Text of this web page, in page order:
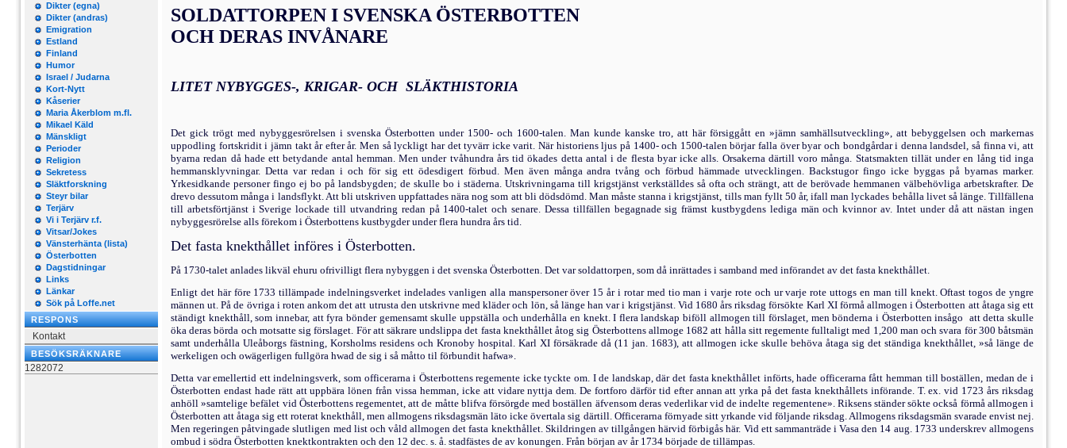
Dikter (egna)
Dikter (andras)
Emigration
Estland
Finland
Humor
Israel / Judarna
Kort-Nytt
Kåserier
Maria Åkerblom m.fl.
Mikael Käld
Mänskligt
Perioder
Religion
Sekretess
Släktforskning
Steyr bilar
Terjärv
Vi i Terjärv r.f.
Vitsar/Jokes
Vänsterhänta (lista)
Österbotten
Dagstidningar
Links
Länkar
Sök på Loffe.net
RESPONS
Kontakt
BESÖKSRÄKNARE
1282072
SOLDATTORPEN I SVENSKA ÖSTERBOTTEN
OCH DERAS INVÅNARE
LITET NYBYGGES-, KRIGAR- OCH SLÄKTHISTORIA
Det gick trögt med nybyggesrörelsen i svenska Österbot­ten under 1500- och 1600-talen. Man kunde kanske tro, att här försiggått en »jämn samhällsutveckling», att bebyggel­sen och markernas
uppodling fortskridit i jämn takt år efter år. Men så lyckligt har det tyvärr icke varit. När his­toriens ljus på 1400- och 1500-talen börjar falla över byar och bondgårdar i denna landsdel, så finna vi, att
byarna redan då hade ett betydande antal hemman. Men under tvåhundra års tid ökades detta antal i de flesta byar icke alls. Orsakerna därtill voro många. Statsmakten tillät under en lång tid inga
hemmansklyvningar. Detta var redan i och för sig ett ödesdigert förbud. Men även mån­ga andra tvång och förbud hämmade utvecklingen. Back­stugor fingo icke byggas på byarnas marker.
Yrkesidkande personer fingo ej bo på landsbygden; de skulle bo i stä­derna. Utskrivningarna till krigstjänst verkställdes så ofta och strängt, att de berövade hemmanen välbehövliga arbetskrafter. De
drevo dessutom många i landsflykt. Att bli utskriven uppfattades nära nog som att bli dödsdömd. Man måste stanna i krigstjänst, tills man fyllt 50 år, ifall man lyckades behålla livet så länge. Till­fällena
till arbetsförtjänst i Sverige lockade till utvandring redan på 1400-talet och senare. Dessa tillfällen begagnade sig främst kustbygdens lediga män och kvinnor av. In­tet under då att nästan ingen
nybyggesrörelse alls före­kom i Österbottens kustbygder under flera hundra års tid.
Det fasta knekthållet införes i Österbotten.
På 1730-talet anlades likväl ehuru ofrivilligt flera nybyg­gen i det svenska Österbotten. Det var soldattorpen, som då inrättades i samband med införandet av det fasta knekthållet.
Enligt det här före 1733 tillämpade indelningsverket in­delades vanligen alla manspersoner över 15 år i rotar med tio man i varje rote och ur varje rote uttogs en man till knekt. Oftast togos de yngre
männen ut. På de övriga i roten ankom det att utrusta den utskrivne med kläder och lön, så länge han var i krigstjänst. Vid 1680 års riksdag försökte Karl XI förmå allmogen i Österbotten att åtaga sig ett
ständigt knekthåll, som innebar, att fyra bönder ge­mensamt skulle uppställa och underhålla en knekt. I flera landskap biföll allmogen till förslaget, men bönderna i Österbotten insågo att detta skulle
öka deras börda och motsatte sig förslaget. För att säkrare undslippa det fasta knekthållet åtog sig Österbottens allmoge 1682 att hålla sitt regemente fulltaligt med 1,200 man och svara för 300 båtsmän
samt underhålla Uleåborgs fästning, Korsholms residens och Kronoby hospital. Karl XI försäkrade då (11 jan. 1683), att allmogen icke skulle behöva åtaga sig det ständiga knekthållet, »så länge de
werkeligen och owägerligen fullgöra hwad de sig i så måtto til förbun­dit hafwa».
Detta var emellertid ett indelningsverk, som officerarna i Österbottens regemente icke tyckte om. I de landskap, där det fasta knekthållet införts, hade officerarna fått hem­man till boställen, medan de i
Österbotten endast hade rätt att uppbära lönen från vissa hemman, icke att vidare nyttja dem. De fortforo därför tid efter annan att yrka på det fasta knekthållets införande. T. ex. vid 1723 års riksdag
anhöll »samtelige befälet vid Österbottens regementet, att de måtte blifva försörgde med boställen äfvensom deras vederlikar vid de indelte regementene». Rik­sens ständer sökte också förmå allmogen i
Österbotten att åtaga sig ett roterat knekthåll, men allmogens riksdagsmän läto icke övertala sig därtill. Officerarna förnyade sitt yr­kande vid följande riksdag. Allmogens riksdagsmän sva­rade envist nej.
Men regeringen påtvingade slutligen med list och våld allmogen det fasta knekthållet. Skildringen av tillgången härvid förbigås här. Vid ett sammanträde i Vasa den 14 aug. 1733 underskrev allmogens
ombud i södra Ös­terbotten knektkontrakten och den 12 dec. s. å. stadfästes de av konungen. Från början av år 1734 började de tilläm­pas.